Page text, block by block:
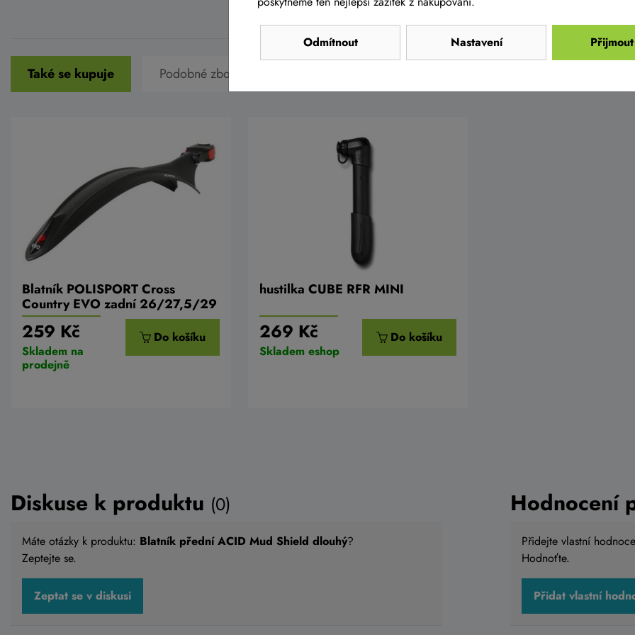
Také se kupuje Podobné zboží v této cenové relaci
Blatník POLISPORT Cross
Country EVO zadní 26/27,5/29
259 Kč
Skladem na
prodejně
Do košíku
hustilka CUBE RFR MINI
269 Kč
Skladem eshop
Do košíku
Přední blatník CUBE ACID na
vidlici
Blatník ACID CUBE
černo zelená
Diskuse k produktu (0)
Máte otázky k produktu: Blatník přední ACID Mud Shield dlouhý?
Zeptejte se.
Zeptat se v diskusi
Hodnocení
Přidejte vlastní
Hodnoťte.
Přidat vlastní
Odmítnout Nastavení